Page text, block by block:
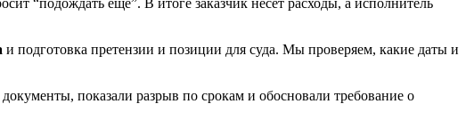
и подготовка претензии и позиции для суда. Мы проверяем, какие даты и
показали разрыв по срокам и обосновали требование о